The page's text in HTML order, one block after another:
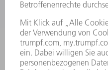
STELLENANGEBOTE
VORSTAND
GESCHÄFTSBERICHT
UNTERNEHMENSGRUNDSÄTZE
COMPLIANCE
HINWEISGEBERSYSTEM